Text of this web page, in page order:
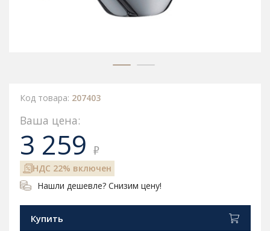
Код товара: 207403
Ваша цена:
3 259 ₽
НДС 22% включен
Нашли дешевле? Снизим цену!
Купить